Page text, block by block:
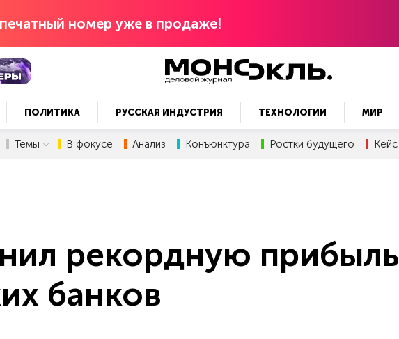
номер уже в продаже!
ПОЛИТИКА РУССКАЯ ИНДУСТРИЯ ТЕХНОЛОГИИ МИР
Темы В фокусе Анализ Конъюнктура Ростки будущего Кейс
рекордную прибыль
банков